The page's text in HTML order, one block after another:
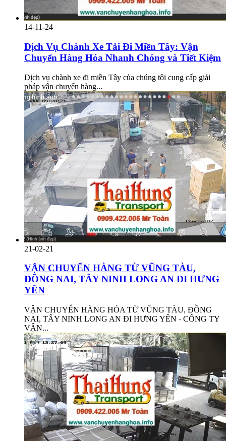
14-11-24
Dịch Vụ Chành Xe Tải Đi Miền Tây: Vận
Chuyển Hàng Hóa Nhanh Chóng và Tiết Kiệm
Dịch vụ chành xe đi miền Tây của chúng tôi cung cấp giải
pháp vận chuyển hàng...
21-02-21
VẬN CHUYỂN HÀNG TỪ VŨNG TÀU,
ĐỒNG NAI, TÂY NINH LONG AN ĐI HƯNG
YÊN
VẬN CHUYỂN HÀNG HÓA TỪ VŨNG TÀU, ĐỒNG
NAI, TÂY NINH LONG AN ĐI HƯNG YÊN - CÔNG TY
VẬN...